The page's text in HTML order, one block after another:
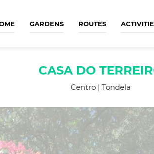
GARDENS ROUTES
CASA DO
Centro | Tondela